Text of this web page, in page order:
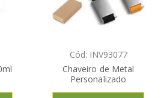
Cód: INV93077
Chaveiro de Metal
Personalizado